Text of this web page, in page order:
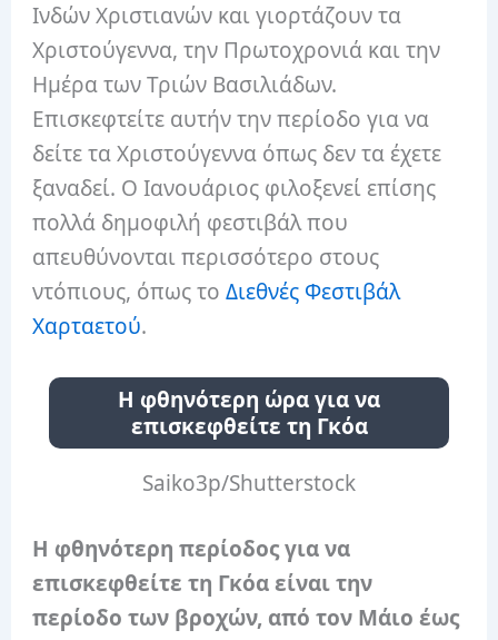
Ινδών Χριστιανών και γιορτάζουν τα
Χριστούγεννα, την Πρωτοχρονιά και την
Ημέρα των Τριών Βασιλιάδων.
Επισκεφτείτε αυτήν την περίοδο για να
δείτε τα Χριστούγεννα όπως δεν τα έχετε
ξαναδεί. Ο Ιανουάριος φιλοξενεί επίσης
πολλά δημοφιλή φεστιβάλ που
απευθύνονται περισσότερο στους
ντόπιους, όπως τοΔιεθνές Φεστιβάλ
Χαρταετού.
Η φθηνότερη ώρα για να
επισκεφθείτε τη Γκόα
Saiko3p/Shutterstock
Η φθηνότερη περίοδος για να
επισκεφθείτε τη Γκόα είναι την
περίοδο των βροχών, από τον Μάιο έως